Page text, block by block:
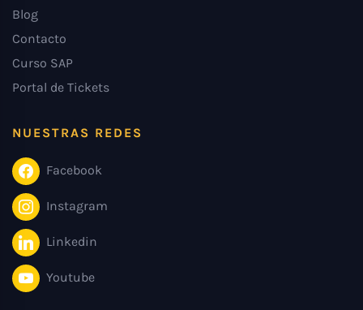
Blog
Contacto
Curso SAP
Portal de Tickets
NUESTRAS REDES
Facebook
Instagram
Linkedin
Youtube